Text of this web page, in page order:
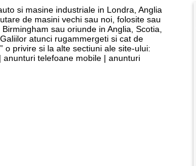
si masine industriale in Londra, Anglia
de masini vechi sau noi, folosite sau
sau oriunde in Anglia, Scotia,
atunci rugammergeti si cat de
o privire si la alte sectiuni ale site-ului:
telefoane mobile | anunturi